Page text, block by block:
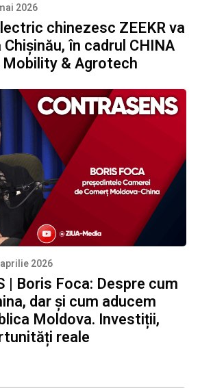
2026
chinezesc ZEEKR va
în cadrul CHINA
Mobility & Agrotech
2026
| Boris Foca: Despre cum
dar și cum aducem
Moldova. Investiții,
reale